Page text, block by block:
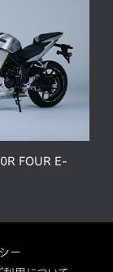
FOUR E-
ー